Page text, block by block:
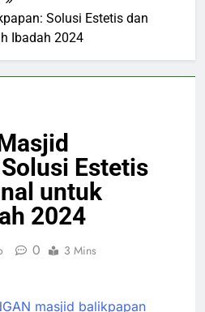
Solusi Estetis dan
Ibadah 2024
Estetis
untuk
2024
0 3 Mins